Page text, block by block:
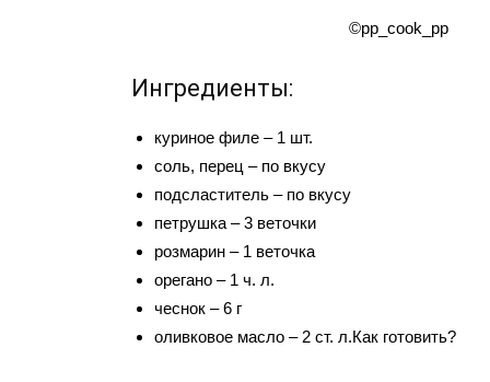
©pp_cook_pp
Ингредиенты:
куриное филе – 1 шт.
соль, перец – по вкусу
подсластитель – по вкусу
петрушка – 3 веточки
розмарин – 1 веточка
орегано – 1 ч. л.
чеснок – 6 г
оливковое масло – 2 ст. л.Как готовить?